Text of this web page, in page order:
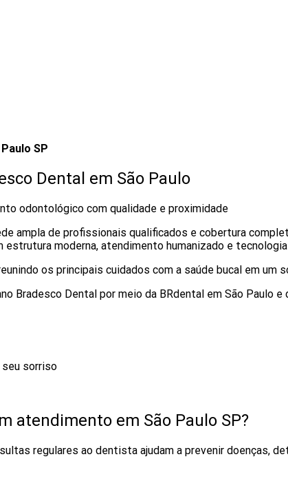
SP
Dental em São Paulo
odontológico com qualidade e proximidade
ampla de profissionais qualificados e cobertura
moderna, atendimento humanizado e
os principais cuidados com a saúde bucal em um
Bradesco Dental por meio da BRdental em São Paulo
sorriso
atendimento em São Paulo SP?
regulares ao dentista ajudam a prevenir doenças,